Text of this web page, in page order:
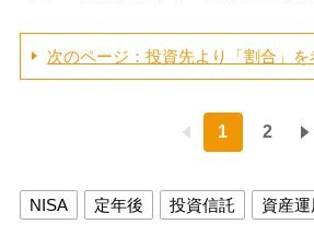
次のページ：投資先より「割合」を
1 2
NISA 定年後 投資信託 資産運